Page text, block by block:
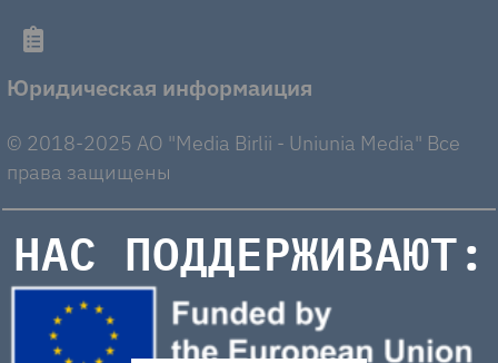
Юридическая информаиция
© 2018-2025 AO "Media Birlii - Uniunia Media" Все
права защищены
НАС ПОДДЕРЖИВАЮТ: